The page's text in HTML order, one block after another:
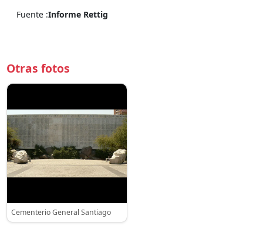
Fuente :Informe Rettig
Otras fotos
Cementerio General Santiago